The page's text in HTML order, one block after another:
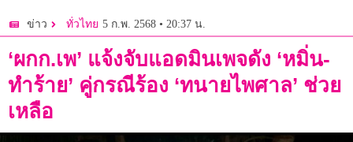
ข่าว ทั่วไทย 5 ก.พ. 2568 • 20:37 น.
‘ผกก.เพ’ แจ้งจับแอดมินเพจดัง ‘หมิ่น-
ทำร้าย’ คู่กรณีร้อง ‘ทนายไพศาล’ ช่วย
เหลือ